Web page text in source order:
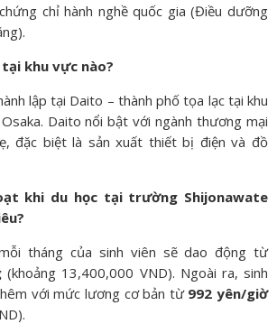
chỉ hành nghề quốc gia (Điều dưỡng
khu vực nào?
lập tại Daito – thành phố tọa lạc tại khu
Daito nổi bật với ngành thương mại
đặc biệt là sản xuất thiết bị điện và đồ
khi du học tại trường Shijonawate
tháng của sinh viên sẽ dao động từ
(khoảng 13,400,000 VND). Ngoài ra, sinh
với mức lương cơ bản từ 992 yên/giờ